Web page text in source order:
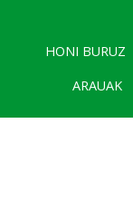
HONI BURUZ
ARAUAK